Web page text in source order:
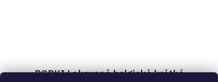
PGBKI Lakovaná belgická krátká